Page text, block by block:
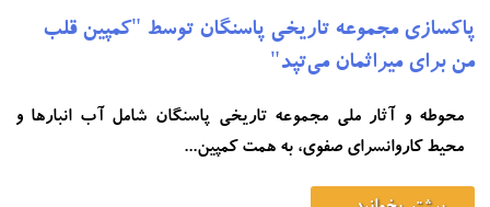
پاکسازی مجموعه تاریخی پاسنگان توسط "کمپین قلب
من برای میراثمان می‌تپد"
محوطه و آثار ملی مجموعه تاریخی پاسنگان شامل آب انبارها و
محیط کاروانسرای صفوی، به همت کمپین...